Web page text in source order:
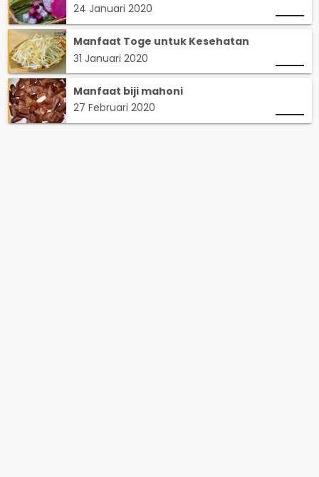
24 Januari 2020
Manfaat Toge untuk Kesehatan
31 Januari 2020
Manfaat biji mahoni
27 Februari 2020